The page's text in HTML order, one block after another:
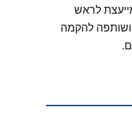
לראש
להקמה